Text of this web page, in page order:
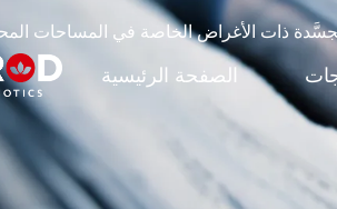
ذات الأغراض الخاصة في المساحات
الصفحة الرئيسية